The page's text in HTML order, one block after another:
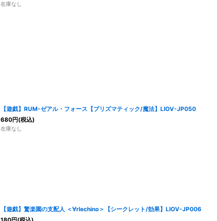
在庫なし
【遊戯】RUM-ゼアル・フォース【プリズマティック/魔法】LIOV-JP050
680円(税込)
在庫なし
【遊戯】驚楽園の支配人 ＜∀rlechino＞【シークレット/効果】LIOV-JP006